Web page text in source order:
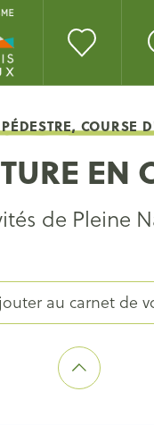
COURSE
EN
de Pleine
au carnet de